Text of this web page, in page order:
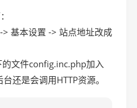
基本设置 -> 站点地址改成
文件config.inc.php加入
还是会调用HTTP资源。